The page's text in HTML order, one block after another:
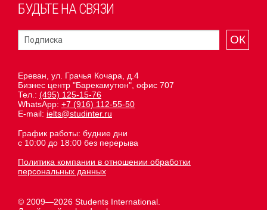
БУДЬТЕ НА СВЯЗИ
ОК
Ереван, ул. Грачья Кочара, д.4
Бизнес центр "Барекамутюн", офис 707
Тел.: (495) 125-15-76
WhatsApp: +7 (916) 112-55-50
E-mail: ielts@studinter.ru
График работы: будние дни
с 10:00 до 18:00 без перерыва
Политика компании в отношении обработки
персональных данных
© 2009—2026 Students International.